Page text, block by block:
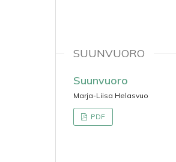
SUUNVUORO
Suunvuoro
Marja-Liisa Helasvuo
PDF